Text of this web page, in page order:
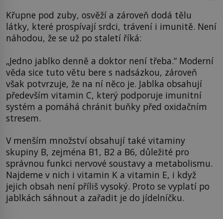
Křupne pod zuby, osvěží a zároveň dodá tělu
látky, které prospívají srdci, trávení i imunitě. Není
náhodou, že se už po staletí říká:
„Jedno jablko denně a doktor není třeba.“ Moderní
věda sice tuto větu bere s nadsázkou, zároveň
však potvrzuje, že na ní něco je. Jablka obsahují
především vitamin C, který podporuje imunitní
systém a pomáhá chránit buňky před oxidačním
stresem.
V menším množství obsahují také vitaminy
skupiny B, zejména B1, B2 a B6, důležité pro
správnou funkci nervové soustavy a metabolismu.
Najdeme v nich i vitamin K a vitamin E, i když
jejich obsah není příliš vysoký. Proto se vyplatí po
jablkách sáhnout a zařadit je do jídelníčku.